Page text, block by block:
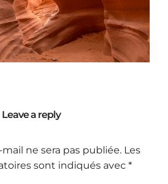
Leave a reply
ne sera pas publiée. Les
sont indiqués avec*